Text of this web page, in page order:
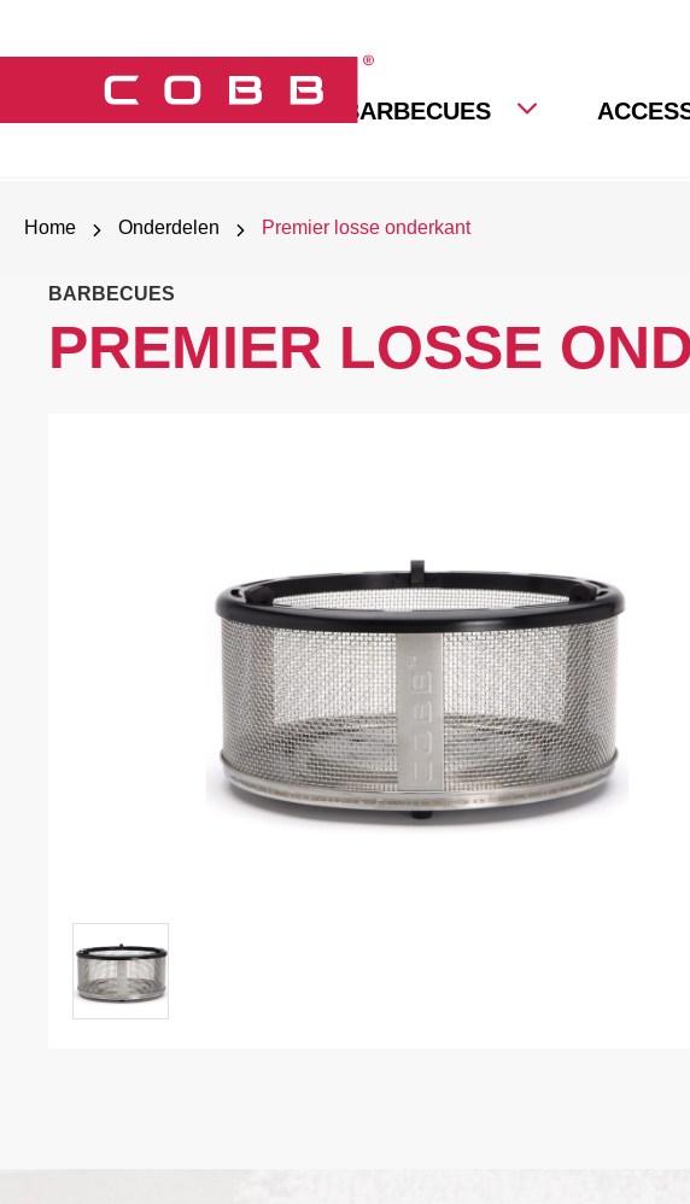
BARBECUES
Home Onderdelen Premier losse onderkant
BARBECUES
PREMIER LOSSE